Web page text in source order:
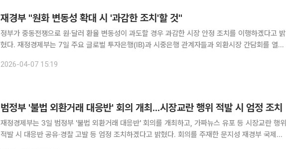
재경부 "원화 변동성 확대 시 '과감한 조치'할 것"
정부가 중동전쟁으로 원·달러 환율 변동성이 과도할 경우 과감한 시장 안정 조치를 이행하겠다고 밝
혔다. 재정경제부는 7일 주요 글로벌 투자은행(IB)과 시중은행 관계자들과 외환시장 간담회를 열고
으며 골드만삭스, 바클리, 도이치은행, BNP파리바, 하나은행, K
2026-04-07 15:19
범정부 '불법 외환거래 대응반' 회의 개최...시장교란 행위 적발 시 엄정 조치
재정경제부는 3일 범정부 '불법 외환거래 대응반' 회의를 개최하고, 가짜뉴스 유포 등 시장교란 행위
적발 시 대응반 공유·경찰 고발 등 엄정 조치하겠다고 밝혔다. 회의를 주재한 문지성 재경부 국제경